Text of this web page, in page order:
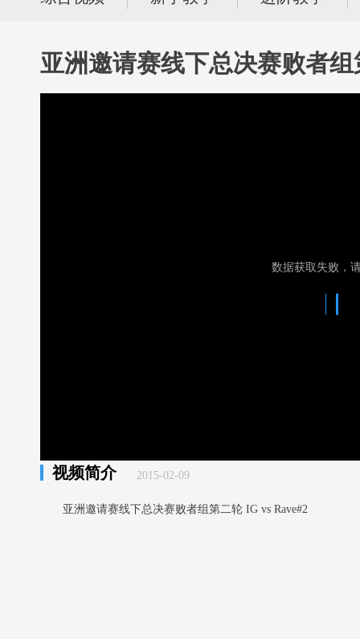
亚洲邀请赛线下总决赛败者组
数据获取失败，
视频简介 2015-02-09
亚洲邀请赛线下总决赛败者组第二轮 IG vs Rave#2